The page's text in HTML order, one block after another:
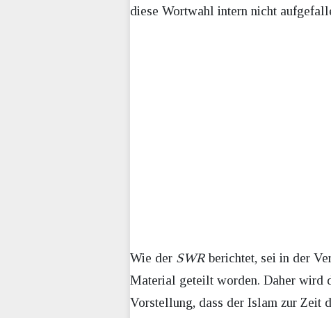
diese Wortwahl intern nicht
Wie der SWRberichtet, sei in der
Material geteilt worden. Daher wird
Vorstellung, dass der Islam zur Zeit